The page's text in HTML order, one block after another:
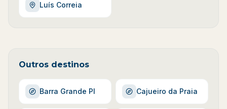
Luís Correia
Outros destinos
Barra Grande PI Cajueiro da Praia